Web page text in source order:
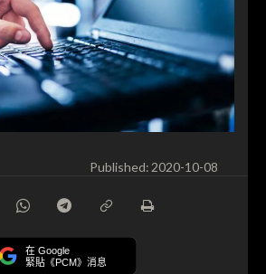
Published: 2020-10-08
在 Google
緊貼《PCM》消息